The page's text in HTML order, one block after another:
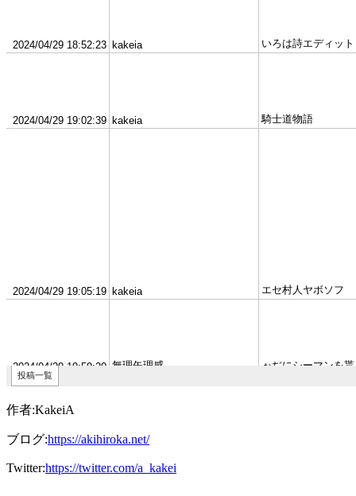
作者:KakeiA
ブログ:https://akihiroka.net/
Twitter:https://twitter.com/a_kakei